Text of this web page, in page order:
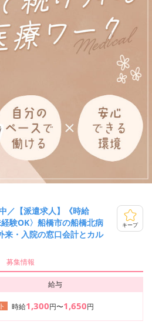
／【派遣求人】《時給
験OK〉船橋市の船橋北病
・入院の窓口会計とカル
キープ
募集情報
給与
時給1,300円〜1,650円